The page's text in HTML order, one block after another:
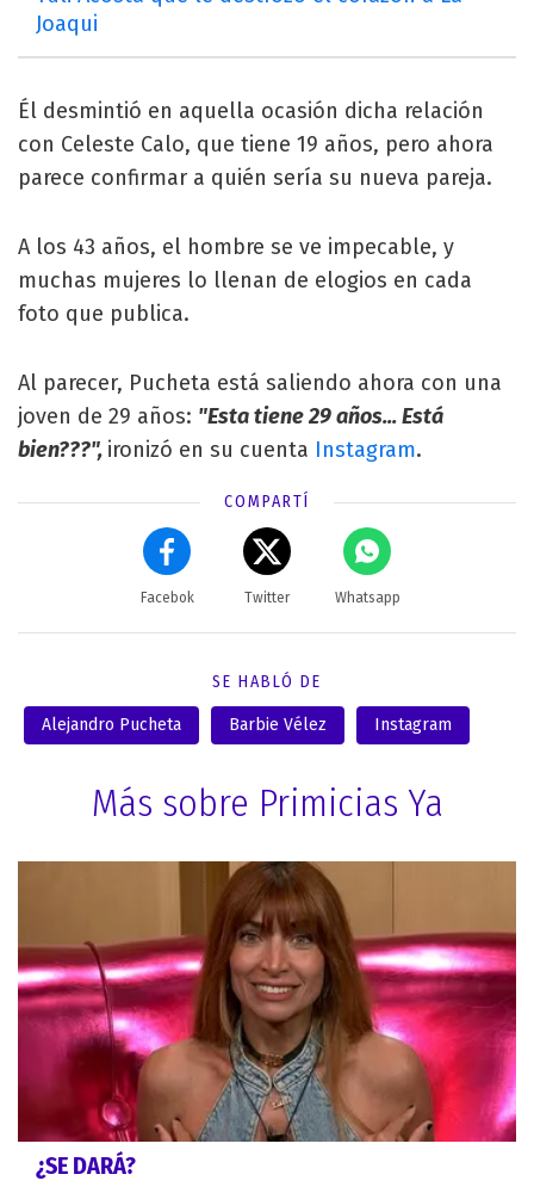
Joaqui
Él desmintió en aquella ocasión dicha relación
con Celeste Calo, que tiene 19 años, pero ahora
parece confirmar a quién sería su nueva pareja.
A los 43 años, el hombre se ve impecable, y
muchas mujeres lo llenan de elogios en cada
foto que publica.
Al parecer, Pucheta está saliendo ahora con una
joven de 29 años: "Esta tiene 29 años... Está
bien???", ironizó en su cuenta Instagram.
COMPARTÍ
Facebok Twitter Whatsapp
SE HABLÓ DE
Alejandro Pucheta Barbie Vélez Instagram
Más sobre Primicias Ya
¿SE DARÁ?